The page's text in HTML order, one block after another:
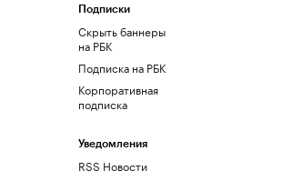
Подписки
Скрыть баннеры
на РБК
Подписка на РБК
Корпоративная
подписка
Уведомления
RSS Новости